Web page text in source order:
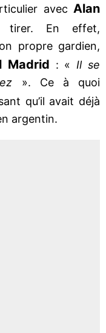
avec Alan
En effet,
propre gardien,
Madrid : « Il se
». Ce à quoi
qu’il avait déjà
argentin.